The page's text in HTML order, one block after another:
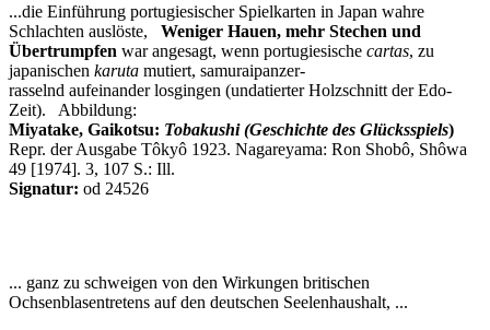
...die Einführung portugiesischer Spielkarten in Japan wahre
Schlachten auslöste, Weniger Hauen, mehr Stechen und
Übertrumpfen war angesagt, wenn portugiesische cartas, zu
japanischen karuta mutiert, samuraipanzer-
rasselnd aufeinander losgingen (undatierter Holzschnitt der Edo-
Zeit). Abbildung:
Miyatake, Gaikotsu: Tobakushi (Geschichte des Glücksspiels)
Repr. der Ausgabe Tôkyô 1923. Nagareyama: Ron Shobô, Shôwa
49 [1974]. 3, 107 S.: Ill.
Signatur: od 24526
... ganz zu schweigen von den Wirkungen britischen
Ochsenblasentretens auf den deutschen Seelenhaushalt, ...